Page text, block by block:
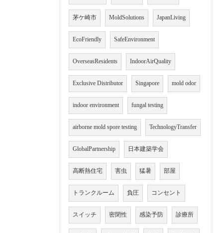
茅ケ崎市 MoldSolutions JapanLiving
EcoFriendly SafeEnvironment
OverseasResidents IndoorAirQuality
Exclusive Distributor Singapore mold odor
indoor environment fungal testing
airborne mold spore testing TechnologyTransfer
GlobalPartnership 日本建築学会
高断熱住宅 害虫 猛暑 部屋
トランクルーム 負圧 コンセント
スイッチ 密閉性 感染予防 診療所